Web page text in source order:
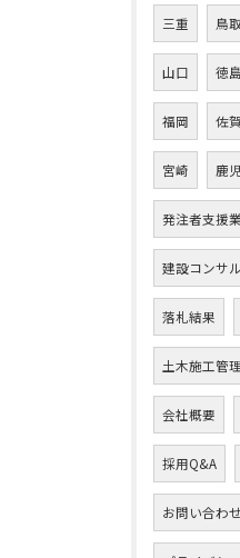
三重 鳥取
山口 徳島
福岡 佐賀
宮崎 鹿
発注者支援
建設コンサ
落札結果
土木施工管
会社概要
採用Q&A
お問い合わせ